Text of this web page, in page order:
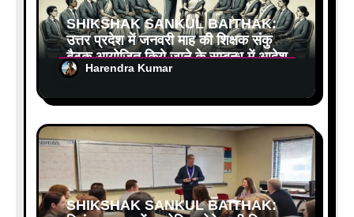
SHIKSHAK SANKUL BAITHAK:
उत्तर प्रदेश में जनवरी माह की शिक्षक संकुल
बैठक आयोजित किये जाने के सम्बन्ध में आदेश
जारीHarendra Kumar
SHIKSHAK SANKUL BAITHAK: